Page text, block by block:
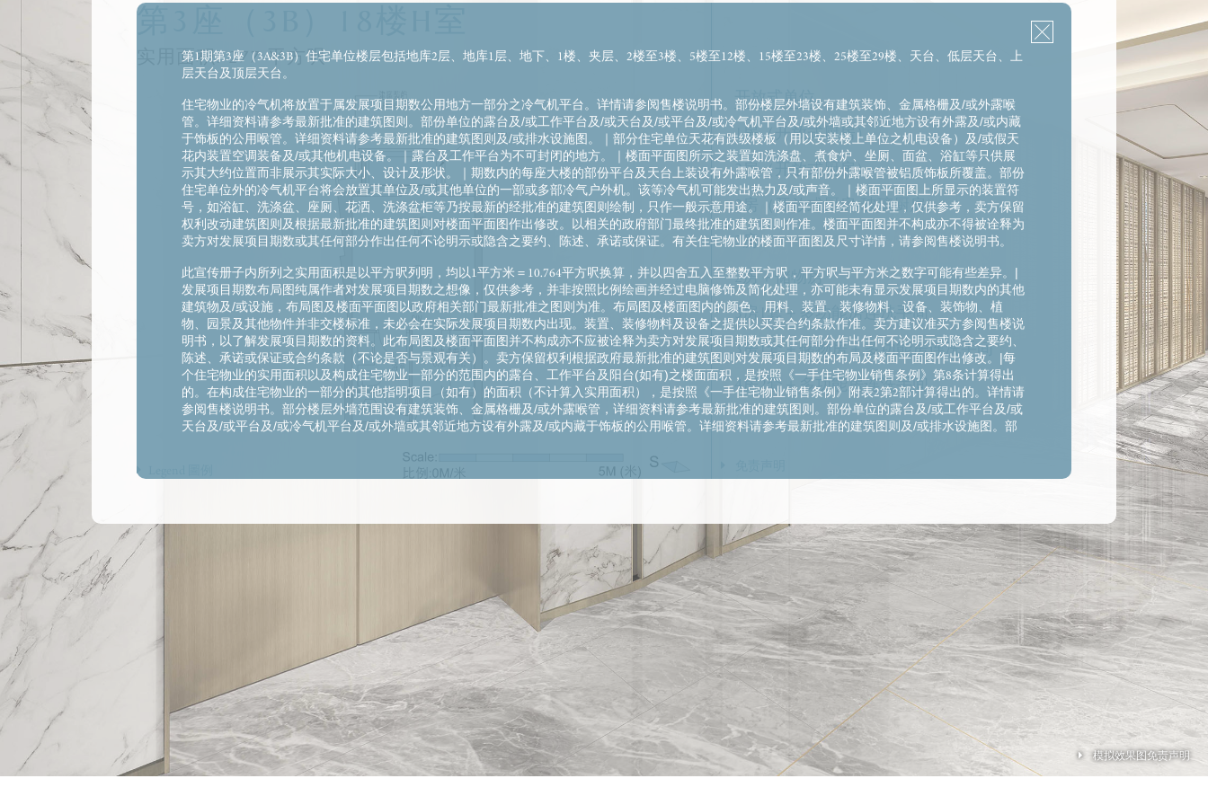
第3座（3B）18楼H室
实用面积:277平方呎
开放式单位
1房（开放式厨房）
2房（开放式厨房）
2房（开放式厨房-玻璃厨房）
2房
2房＋储物房
3房1套＋多功能房连洗手间
3房1套＋储物房＋多功能房连洗手间
4房2套＋多功能房连洗手间
细资料请参考最新批准的建筑图则。
部份单位的露台及/或工作平台及/或天台及/或平台及/或冷
气机平台及/或外墙或其邻近地方设有外露及/或内藏于饰
板的公用喉管。详细资料请参考最新批准的建筑图则及／
或排水设施图。
部分住宅单位天花有跌级楼板（用以安装楼上单位之机电
设备）及／或假天花内装置空调装备及／或其他机电设
备。
露台及工作平台为不可封闭的地方。
楼面平面图所示之装置如洗涤盘、煮食炉、坐厕、面盆、
浴缸等只供展示其大约位置而非展示其实际大小、设计及
形状。
期数内的每座大楼的部份平台及天台上装设有外露喉管，
只有部份外露喉管被铝质饰板所覆盖。
部份住宅单位外的冷气机平台将会放置其单位及/或其他单
位的一部或多部冷气户外机。该等冷气机可能发出热力及/
或声音。
第1期第3座（3A&3B）住宅单位楼层包括地库2层、地库1层、地下、1楼、夹层、2楼至3楼、5楼至12楼、15楼至23楼、25楼至29楼、天台、低层天台、上
层天台及顶层天台。
住宅物业的冷气机将放置于属发展项目期数公用地方一部分之冷气机平台。详情请参阅售楼说明书。部份楼层外墙设有建筑装饰、金属格栅及/或外露喉
管。详细资料请参考最新批准的建筑图则。部份单位的露台及/或工作平台及/或天台及/或平台及/或冷气机平台及/或外墙或其邻近地方设有外露及/或内藏
于饰板的公用喉管。详细资料请参考最新批准的建筑图则及/或排水设施图。｜部分住宅单位天花有跌级楼板（用以安装楼上单位之机电设备）及/或假天
花内装置空调装备及/或其他机电设备。｜露台及工作平台为不可封闭的地方。｜楼面平面图所示之装置如洗涤盘、煮食炉、坐厕、面盆、浴缸等只供展
示其大约位置而非展示其实际大小、设计及形状。｜期数内的每座大楼的部份平台及天台上装设有外露喉管，只有部份外露喉管被铝质饰板所覆盖。部份
住宅单位外的冷气机平台将会放置其单位及/或其他单位的一部或多部冷气户外机。该等冷气机可能发出热力及/或声音。｜楼面平面图上所显示的装置符
号，如浴缸、洗涤盆、座厕、花洒、洗涤盆柜等乃按最新的经批准的建筑图则绘制，只作一般示意用途。｜楼面平面图经简化处理，仅供参考，卖方保留
权利改动建筑图则及根据最新批准的建筑图则对楼面平面图作出修改。以相关的政府部门最终批准的建筑图则作准。楼面平面图并不构成亦不得被诠释为
卖方对发展项目期数或其任何部分作出任何不论明示或隐含之要约、陈述、承诺或保证。有关住宅物业的楼面平面图及尺寸详情，请参阅售楼说明书。
此宣传册子内所列之实用面积是以平方呎列明，均以1平方米＝10.764平方呎换算，并以四舍五入至整数平方呎，平方呎与平方米之数字可能有些差异。|
发展项目期数布局图纯属作者对发展项目期数之想像，仅供参考，并非按照比例绘画并经过电脑修饰及简化处理，亦可能未有显示发展项目期数内的其他
建筑物及/或设施，布局图及楼面平面图以政府相关部门最新批准之图则为准。布局图及楼面图内的颜色、用料、装置、装修物料、设备、装饰物、植
物、园景及其他物件并非交楼标准，未必会在实际发展项目期数内出现。装置、装修物料及设备之提供以买卖合约条款作准。卖方建议准买方参阅售楼说
明书，以了解发展项目期数的资料。此布局图及楼面平面图并不构成亦不应被诠释为卖方对发展项目期数或其任何部分作出任何不论明示或隐含之要约、
陈述、承诺或保证或合约条款（不论是否与景观有关）。卖方保留权利根据政府最新批准的建筑图则对发展项目期数的布局及楼面平面图作出修改。|每
个住宅物业的实用面积以及构成住宅物业一部分的范围内的露台、工作平台及阳台(如有)之楼面面积，是按照《一手住宅物业销售条例》第8条计算得出
的。在构成住宅物业的一部分的其他指明项目（如有）的面积（不计算入实用面积），是按照《一手住宅物业销售条例》附表2第2部计算得出的。详情请
参阅售楼说明书。部分楼层外墙范围设有建筑装饰、金属格栅及/或外露喉管，详细资料请参考最新批准的建筑图则。部份单位的露台及/或工作平台及/或
天台及/或平台及/或冷气机平台及/或外墙或其邻近地方设有外露及/或内藏于饰板的公用喉管。详细资料请参考最新批准的建筑图则及/或排水设施图。部
面图所示之装置如洗涤盘、煮食炉、坐厕、面盆、浴缸等只供展示其大约位置而非展示其实际大小、设计及形状。期数内的每座大楼的部份平台及天台上
装设有外露喉管，只有部份外露喉管被铝质饰板所覆盖。部份住宅单位外的冷气机平台将会放置其单位及/或其他单位的一部或多部冷气户外机。该等冷
共设施有较佳了解。模拟效果图并不构成亦不得诠释成卖方作出任何不论明示或隐含之要约、陈述、承诺或保证。
模拟效果图免责声明